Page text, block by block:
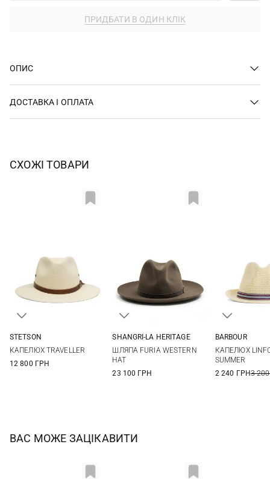
ПРИДБАТИ В ОДИН КЛІК
ОПИС
ДОСТАВКА І ОПЛАТА
СХОЖІ ТОВАРИ
STETSON
КАПЕЛЮХ TRAVELLER
12 800 ГРН
SHANGRI-LA HERITAGE
ШЛЯПА FURIA WESTERN
HAT
23 100 ГРН
BARBOUR
КАПЕЛЮХ
SUMMER
2 240 ГРН3
ВАС МОЖЕ ЗАЦІКАВИТИ